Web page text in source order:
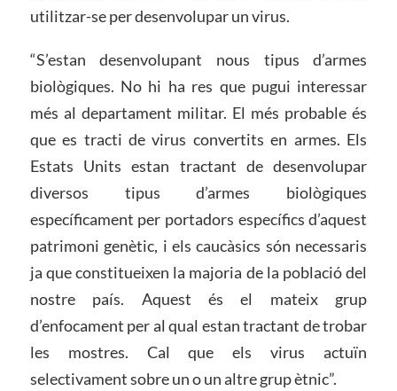
utilitzar-se per desenvolupar un virus.
“S’estan desenvolupant nous tipus d’armes
biològiques. No hi ha res que pugui interessar
més al departament militar. El més probable és
que es tracti de virus convertits en armes. Els
Estats Units estan tractant de desenvolupar
diversos tipus d’armes biològiques
específicament per portadors específics d’aquest
patrimoni genètic, i els caucàsics són necessaris
ja que constitueixen la majoria de la població del
nostre país. Aquest és el mateix grup
d’enfocament per al qual estan tractant de trobar
les mostres. Cal que els virus actuïn
selectivament sobre un o un altre grup ètnic”.